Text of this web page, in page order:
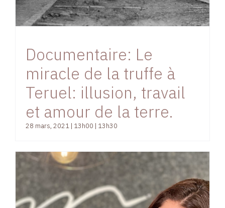
Documentaire: Le
miracle de la truffe à
Teruel: illusion, travail
et amour de la terre.
28 mars, 2021 | 13h00 | 13h30